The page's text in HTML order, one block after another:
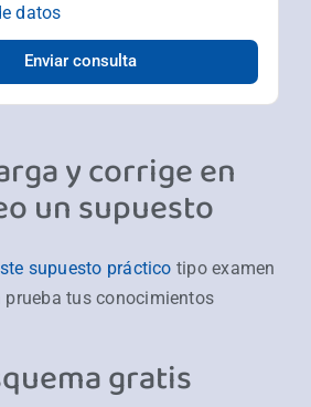
datos
Enviar consulta
y corrige en
un supuesto
supuesto práctico tipo examen
prueba tus conocimientos
gratis